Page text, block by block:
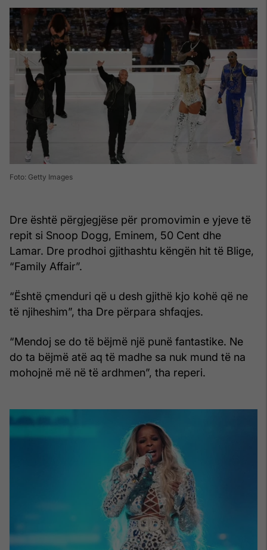
Foto: Getty Images
Dre është përgjegjëse për promovimin e yjeve të
repit si Snoop Dogg, Eminem, 50 Cent dhe
Lamar. Dre prodhoi gjithashtu këngën hit të Blige,
“Family Affair”.
“Është çmenduri që u desh gjithë kjo kohë që ne
të njiheshim”, tha Dre përpara shfaqjes.
“Mendoj se do të bëjmë një punë fantastike. Ne
do ta bëjmë atë aq të madhe sa nuk mund të na
mohojnë më në të ardhmen”, tha reperi.